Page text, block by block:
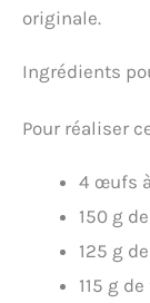
originale.
Ingrédients
Pour réaliser
4 œufs
150 g
125 g
115 g